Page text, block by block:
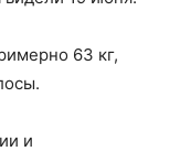
63 кг,
и